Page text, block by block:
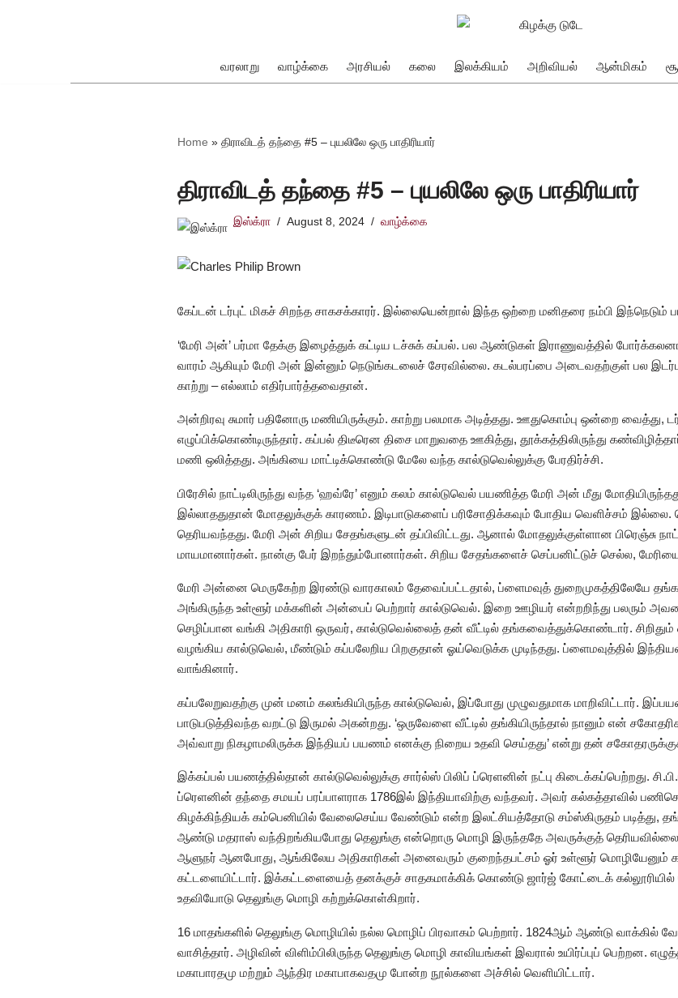
வரலாறு வாழ்க்கை அரசியல் கலை இலக்கியம் அறிவியல் ஆன்மிகம்
Home » திராவிடத் தந்தை #5 – புயலிலே ஒரு பாதிரியார்
திராவிடத் தந்தை #5 – புயலிலே ஒரு பாதிரியார்
இஸ்க்ரா August 8, 2024 வாழ்க்கை
கேப்டன் டர்புட் மிகச் சிறந்த சாகசக்காரர். இல்லையென்றால் இந்த ஒற்றை மனிதரை நம்பி இந்நெடும்
‘மேரி அன்’ பர்மா தேக்கு இழைத்துக் கட்டிய டச்சுக் கப்பல். பல ஆண்டுகள் இராணுவத்தில்
வாரம் ஆகியும் மேரி அன் இன்னும் நெடுங்கடலைச் சேரவில்லை. கடல்பரப்பை அடைவதற்குள் பல
காற்று – எல்லாம் எதிர்பார்த்தவைதான்.
அன்றிரவு சுமார் பதினோரு மணியிருக்கும். காற்று பலமாக அடித்தது. ஊதுகொம்பு ஒன்றை வைத்து,
எழுப்பிக்கொண்டிருந்தார். கப்பல் திடீரென திசை மாறுவதை ஊகித்து, தூக்கத்திலிருந்து
மணி ஒலித்தது. அங்கியை மாட்டிக்கொண்டு மேலே வந்த கால்டுவெல்லுக்கு பேரதிர்ச்சி.
பிரேசில் நாட்டிலிருந்து வந்த ‘ஹவ்ரே’ எனும் கலம் கால்டுவெல் பயணித்த மேரி அன் மீது
இல்லாததுதான் மோதலுக்குக் காரணம். இடிபாடுகளைப் பரிசோதிக்கவும் போதிய வெளிச்சம் இல்லை.
தெரியவந்தது. மேரி அன் சிறிய சேதங்களுடன் தப்பிவிட்டது. ஆனால் மோதலுக்குள்ளான பிரெஞ்சு
மாயமானார்கள். நான்கு பேர் இறந்தும்போனார்கள். சிறிய சேதங்களைச் செப்பனிட்டுச் செல்ல,
மேரி அன்னை மெருகேற்ற இரண்டு வாரகாலம் தேவைப்பட்டதால், ப்ளைமவுத் துறைமுகத்திலேயே
அங்கிருந்த உள்ளூர் மக்களின் அன்பைப் பெற்றார் கால்டுவெல். இறை ஊழியர் என்றறிந்து பலரும்
செழிப்பான வங்கி அதிகாரி ஒருவர், கால்டுவெல்லைத் தன் வீட்டில் தங்கவைத்துக்கொண்டார்.
வழங்கிய கால்டுவெல், மீண்டும் கப்பலேறிய பிறகுதான் ஓய்வெடுக்க முடிந்தது. ப்ளைமவுத்தில்
வாங்கினார்.
கப்பலேறுவதற்கு முன் மனம் கலங்கியிருந்த கால்டுவெல், இப்போது முழுவதுமாக மாறிவிட்டார்.
பாடுபடுத்திவந்த வறட்டு இருமல் அகன்றது. ‘ஒருவேளை வீட்டில் தங்கியிருந்தால் நானும் என்
அவ்வாறு நிகழாமலிருக்க இந்தியப் பயணம் எனக்கு நிறைய உதவி செய்தது’ என்று தன்
இக்கப்பல் பயணத்தில்தான் கால்டுவெல்லுக்கு சார்ல்ஸ் பிலிப் ப்ரெளனின் நட்பு கிடைக்கப்பெற்றது.
ப்ரெளனின் தந்தை சமயப் பரப்பாளராக 1786இல் இந்தியாவிற்கு வந்தவர். அவர் கல்கத்தாவில்
கிழக்கிந்தியக் கம்பெனியில் வேலைசெய்ய வேண்டும் என்ற இலட்சியத்தோடு சம்ஸ்கிருதம் படித்து,
ஆண்டு மதராஸ் வந்திறங்கியபோது தெலுங்கு என்றொரு மொழி இருந்ததே அவருக்குத்
ஆளுநர் ஆனபோது, ஆங்கிலேய அதிகாரிகள் அனைவரும் குறைந்தபட்சம் ஓர் உள்ளூர்
கட்டளையிட்டார். இக்கட்டளையைத் தனக்குச் சாதகமாக்கிக் கொண்டு ஜார்ஜ் கோட்டைக் கல்லூரியில்
உதவியோடு தெலுங்கு மொழி கற்றுக்கொள்கிறார்.
16 மாதங்களில் தெலுங்கு மொழியில் நல்ல மொழிப் பிரவாகம் பெற்றார். 1824ஆம் ஆண்டு வாக்கில்
வாசித்தார். அழிவின் விளிம்பிலிருந்த தெலுங்கு மொழி காவியங்கள் இவரால் உயிர்ப்புப் பெற்றன.
மகாபாரதமு மற்றும் ஆந்திர மகாபாகவதமு போன்ற நூல்களை அச்சில் வெளியிட்டார்.